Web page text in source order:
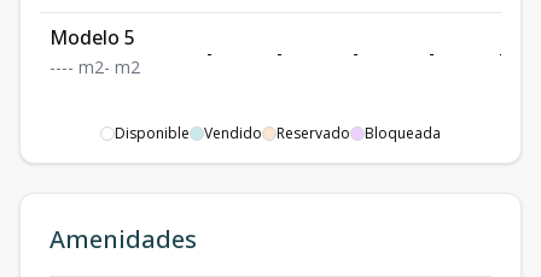
Modelo 5
---- m2- m2
- - - - -
Disponible Vendido Reservado Bloqueada
Amenidades